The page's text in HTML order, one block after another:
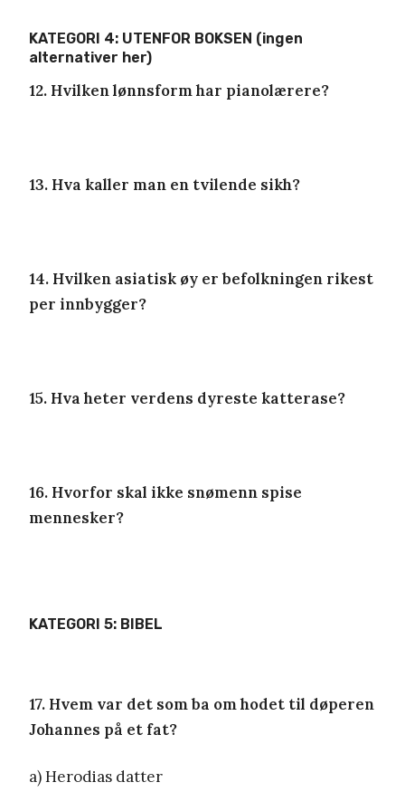
KATEGORI 4: UTENFOR BOKSEN (ingen
alternativer her)
12. Hvilken lønnsform har pianolærere?
13. Hva kaller man en tvilende sikh?
14. Hvilken asiatisk øy er befolkningen rikest
per innbygger?
15. Hva heter verdens dyreste katterase?
16. Hvorfor skal ikke snømenn spise
mennesker?
KATEGORI 5: BIBEL
17. Hvem var det som ba om hodet til døperen
Johannes på et fat?
a) Herodias datter